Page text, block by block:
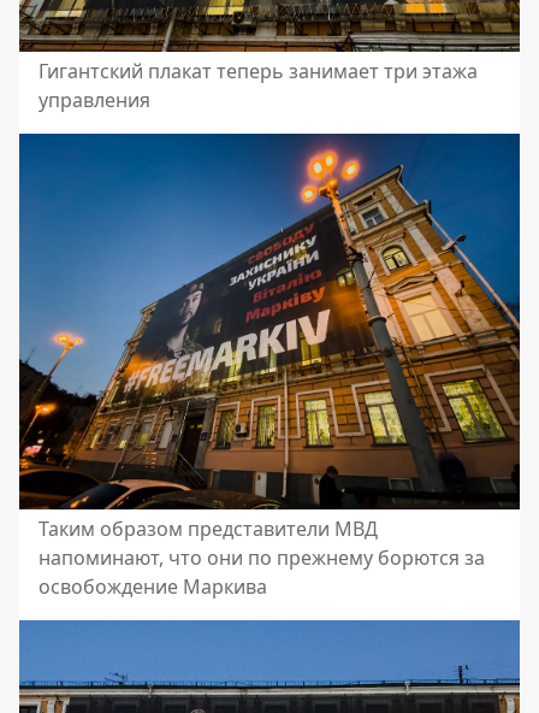
Гигантский плакат теперь занимает три этажа
управления
Таким образом представители МВД
напоминают, что они по прежнему борются за
освобождение Маркива